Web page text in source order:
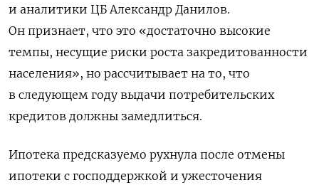
и аналитики ЦБ Александр Данилов.
Он признает, что это «достаточно высокие
темпы, несущие риски роста закредитованности
населения», но рассчитывает на то, что
в следующем году выдачи потребительских
кредитов должны замедлиться.
Ипотека предсказуемо рухнула после отмены
ипотеки с господдержкой и ужесточения